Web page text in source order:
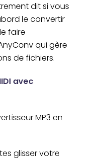
dit si vous
le convertir
faire
qui gère
de fichiers.
avec
MP3 en
glisser votre